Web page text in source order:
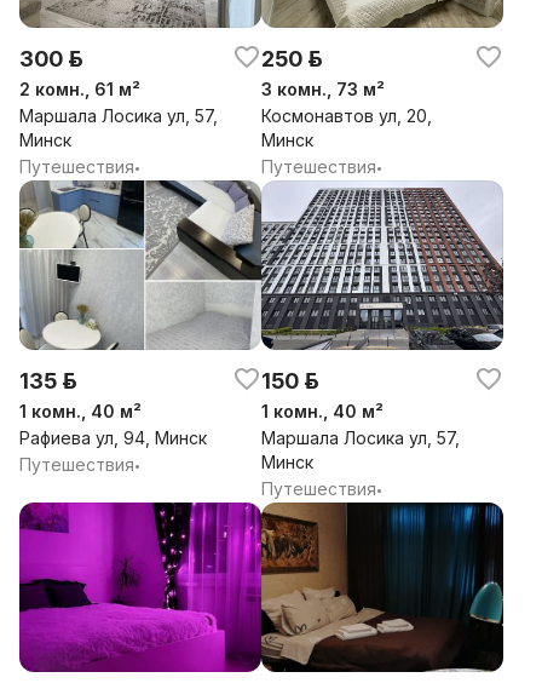
300 р.
2 комн., 61 м²
Маршала Лосика ул, 57,
Минск
Путешествия•
250 р.
3 комн., 73 м²
Космонавтов ул, 20,
Минск
Путешествия•
135 р.
1 комн., 40 м²
Рафиева ул, 94, Минск
Путешествия•
150 р.
1 комн., 40 м²
Маршала Лосика ул, 57,
Минск
Путешествия•